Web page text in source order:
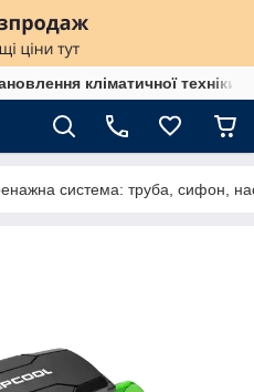
кліматичної техніки
система: труба, сифон,